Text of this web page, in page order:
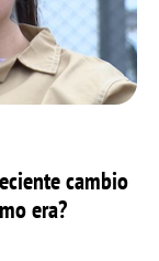
cambio
era?